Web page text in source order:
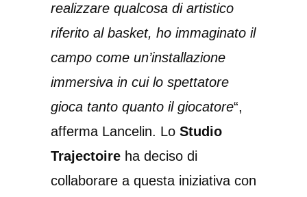
realizzare qualcosa di artistico
riferito al basket, ho immaginato il
campo come un’installazione
immersiva in cui lo spettatore
gioca tanto quanto il giocatore“,
afferma Lancelin. Lo Studio
Trajectoire ha deciso di
collaborare a questa iniziativa con